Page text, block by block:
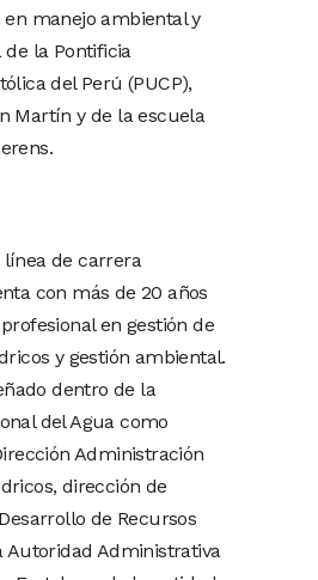
en manejo ambiental y
la Pontificia
del Perú (PUCP),
Martín y de la escuela
de carrera
con más de 20 años
en gestión de
y gestión ambiental.
dentro de la
del Agua como
Administración
dirección de
de Recursos
Autoridad Administrativa